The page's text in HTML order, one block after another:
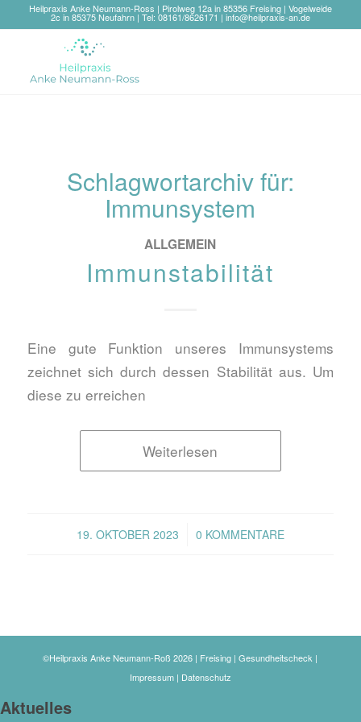
Heilpraxis Anke Neumann-Ross | Pirolweg 12a in 85356 Freising | Vogelweide
2c in 85375 Neufahrn | Tel: 08161/8626171 | info@heilpraxis-an.de
Schlagwortarchiv für:
Immunsystem
ALLGEMEIN
Immunstabilität
Eine gute Funktion unseres Immunsystems
zeichnet sich durch dessen Stabilität aus. Um
diese zu erreichen
Weiterlesen
19. OKTOBER 2023
/ 0 KOMMENTARE
©Heilpraxis Anke Neumann-Roß 2026 | Freising | Gesundheitscheck |
Impressum| Datenschutz
Aktuelles